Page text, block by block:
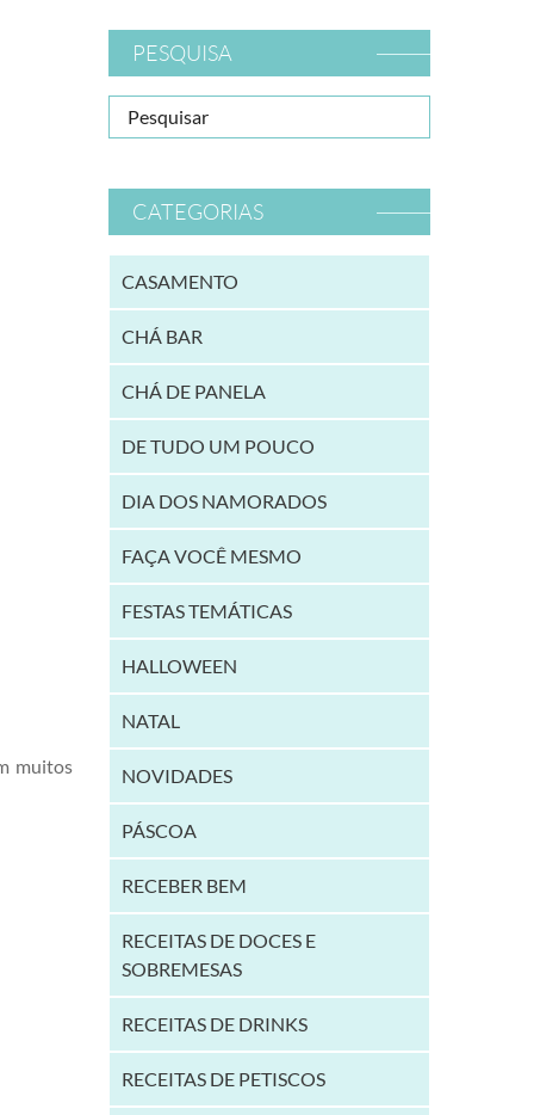
muitos
PESQUISA
CATEGORIAS
CASAMENTO
CHÁ BAR
CHÁ DE PANELA
DE TUDO UM POUCO
DIA DOS NAMORADOS
FAÇA VOCÊ MESMO
FESTAS TEMÁTICAS
HALLOWEEN
NATAL
NOVIDADES
PÁSCOA
RECEBER BEM
RECEITAS DE DOCES E
SOBREMESAS
RECEITAS DE DRINKS
RECEITAS DE PETISCOS